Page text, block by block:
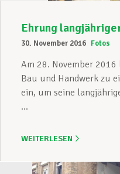
Ehrung
30. November 2016 Fotos
Am 28. November 2016
Bau und Handwerk zu
ein, um seine
...
WEITERLESEN